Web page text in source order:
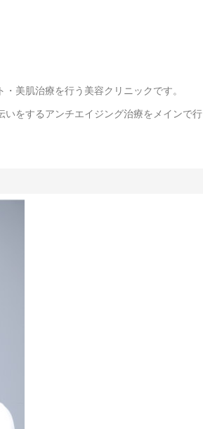
美肌治療を行う美容クリニックです。
をするアンチエイジング治療をメインで行